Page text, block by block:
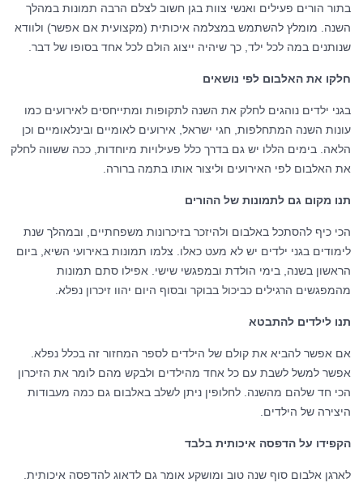
בתור הורים פעילים ואנשי צוות בגן חשוב לצלם הרבה תמונות במהלך
השנה. מומלץ להשתמש במצלמה איכותית (מקצועית אם אפשר) ולוודא
שנותנים במה לכל ילד, כך שיהיה ייצוג הולם לכל אחד בסופו של דבר.
חלקו את האלבום לפי נושאים
בגני ילדים נוהגים לחלק את השנה לתקופות ומתייחסים לאירועים כמו
עונות השנה המתחלפות, חגי ישראל, אירועים לאומיים ובינלאומיים וכן
הלאה. בימים הללו יש גם בדרך כלל פעילויות מיוחדות, ככה ששווה לחלק
את האלבום לפי האירועים וליצור אותו בתמה ברורה.
תנו מקום גם לתמונות של ההורים
הכי כיף להסתכל באלבום ולהיזכר בזיכרונות משפחתיים, ובמהלך שנת
לימודים בגני ילדים יש לא מעט כאלו. צלמו תמונות באירועי השיא, ביום
הראשון בשנה, בימי הולדת ובמפגשי שישי. אפילו סתם תמונות
מהמפגשים הרגילים כביכול בבוקר ובסוף היום יהוו זיכרון נפלא.
תנו לילדים להתבטא
אם אפשר להביא את קולם של הילדים לספר המחזור זה בכלל נפלא.
אפשר למשל לשבת עם כל אחד מהילדים ולבקש מהם לומר את הזיכרון
הכי חד שלהם מהשנה. לחלופין ניתן לשלב באלבום גם כמה מעבודות
היצירה של הילדים.
הקפידו על הדפסה איכותית בלבד
לארגן אלבום סוף שנה טוב ומושקע אומר גם לדאוג להדפסה איכותית.